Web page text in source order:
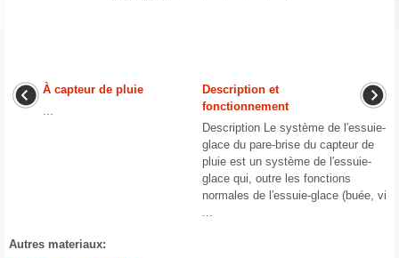
À capteur de pluie
Description et
fonctionnement
Description Le système de l′essuie-
glace du pare-brise du capteur de
pluie est un système de l′essuie-
glace qui, outre les fonctions
normales de l′essuie-glace (buée, vi
Autres materiaux: